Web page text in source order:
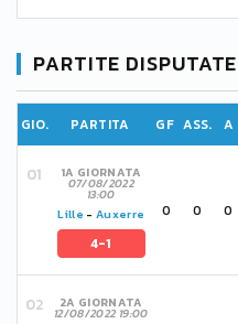
PARTITE DISPUTATE
GIO. PARTITA GF ASS. A
1A GIORNATA
07/08/2022
13:00
Lille -Auxerre
4-1
0 0 0
2A GIORNATA
12/08/2022 19:00